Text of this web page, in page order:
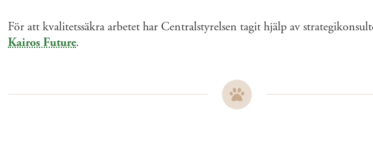
För att kvalitetssäkra arbetet har Centralstyrelsen tagit hjälp av
Kairos Future.